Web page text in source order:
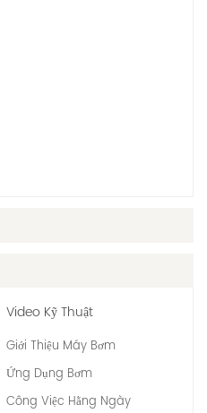
Video Kỹ Thuật
Giới Thiệu Máy Bơm
Ứng Dụng Bơm
Công Việc Hằng Ngày